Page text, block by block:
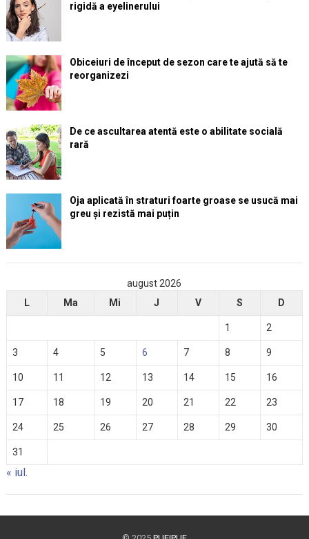
rigidă a eyelinerului
Obiceiuri de început de sezon care te ajută să te
reorganizezi
De ce ascultarea atentă este o abilitate socială
rară
Oja aplicată în straturi foarte groase se usucă mai
greu și rezistă mai puțin
august 2026
L
Ma Mi J V S D
1 2
3 4 5 6 7 8 9
10 11 12 13 14 15 16
17 18 19 20 21 22 23
24 25 26 27 28 29 30
31
« iul.